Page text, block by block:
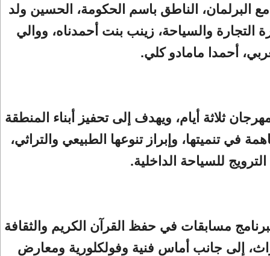
مع البرلمان، الناطق باسم الحكومة، الحسين ولد
التجارة والسياحة، زينب بنت أحمدناه، ووالي
أحمدا مامادو كلي.
ثلاثة أيام، ويهدف إلى تحفيز أبناء المنطقة
في تنميتها، وإبراز تنوعها الطبيعي والتراثي،
للسياحة الداخلية.
مسابقات في حفظ القرآن الكريم والثقافة
إلى جانب أماس فنية وفولكلورية ومعارض